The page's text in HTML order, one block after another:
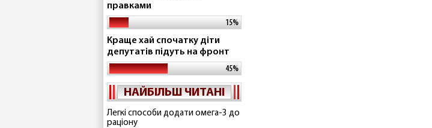
правками
15%
Краще хай спочатку діти
депутатів підуть на фронт
45%
НАЙБІЛЬШ ЧИТАНІ
Легкі способи додати омега-3 до
раціону